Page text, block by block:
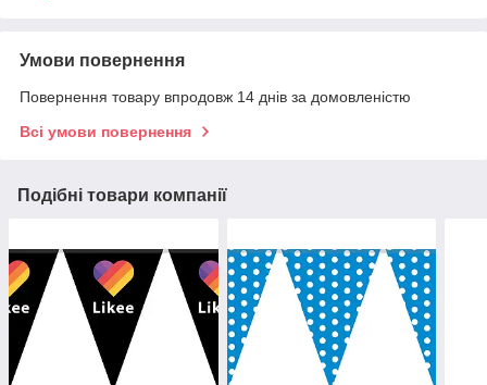
Умови повернення
Повернення товару впродовж 14 днів за домовленістю
Всі умови повернення
Подібні товари компанії